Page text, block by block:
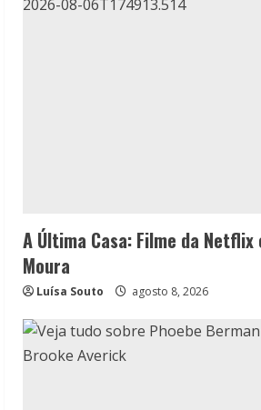
A Última Casa: Filme da Netflix
Moura
Luísa Souto agosto 8, 2026